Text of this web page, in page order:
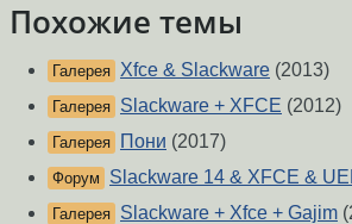
Похожие темы
Галерея Xfce & Slackware (2013)
Галерея Slackware + XFCE (2012)
Галерея Пони (2017)
Форум Slackware 14 & XFCE &
Галерея Slackware + Xfce + Gajim